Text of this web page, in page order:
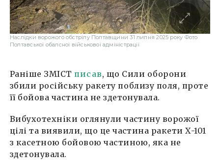
Наслідки ворожого обстрілу Полтавщини 31 липня 2025 року Фото
Полтавської обалсної військової адміністрації
Раніше ЗМІСТписав, що Сили оборони
збили російську ракету поблизу поля, проте
її бойова частина не здетонувала.
Вибухотехніки оглянули частину ворожої
цілі та виявили, що це частина ракети Х-101
з касетною бойовою частиною, яка не
здетонувала.